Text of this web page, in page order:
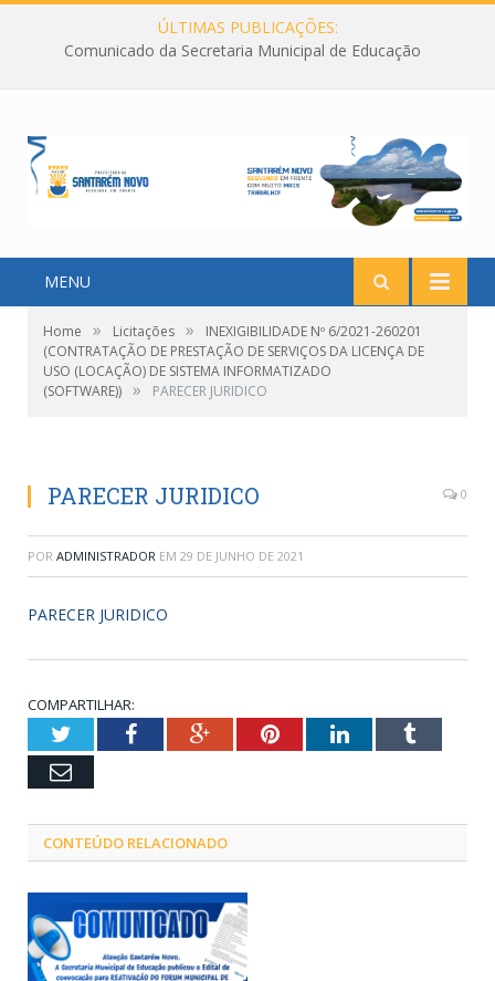
ÚLTIMAS PUBLICAÇÕES:
Comunicado da Secretaria Municipal de Educação
MENU
Home » Licitações »
INEXIGIBILIDADE Nº 6/2021-260201
(CONTRATAÇÃO DE PRESTAÇÃO DE SERVIÇOS DA LICENÇA DE
USO (LOCAÇÃO) DE SISTEMA INFORMATIZADO
(SOFTWARE)) » PARECER JURIDICO
PARECER JURIDICO 0
POR ADMINISTRADOR EM 29 DE JUNHO DE 2021
PARECER JURIDICO
COMPARTILHAR:
TwitterFacebookGoogle+PinterestLinkedInTumblr
Email
CONTEÚDO RELACIONADO